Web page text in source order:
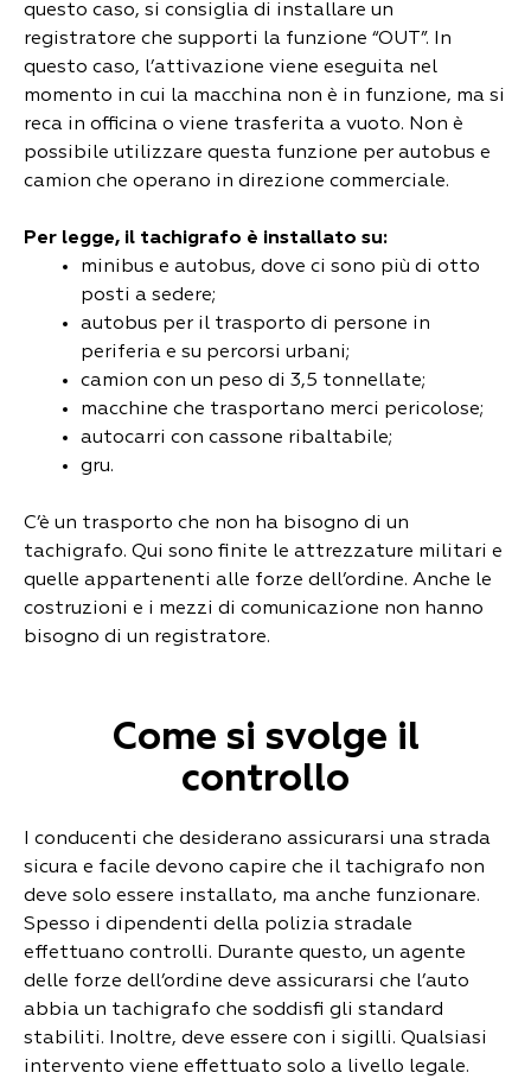
questo caso, si consiglia di installare un
registratore che supporti la funzione “OUT”. In
questo caso, l’attivazione viene eseguita nel
momento in cui la macchina non è in funzione, ma si
reca in officina o viene trasferita a vuoto. Non è
possibile utilizzare questa funzione per autobus e
camion che operano in direzione commerciale.
Per legge, il tachigrafo è installato su:
minibus e autobus, dove ci sono più di otto
posti a sedere;
autobus per il trasporto di persone in
periferia e su percorsi urbani;
camion con un peso di 3,5 tonnellate;
macchine che trasportano merci pericolose;
autocarri con cassone ribaltabile;
gru.
C’è un trasporto che non ha bisogno di un
tachigrafo. Qui sono finite le attrezzature militari e
quelle appartenenti alle forze dell’ordine. Anche le
costruzioni e i mezzi di comunicazione non hanno
bisogno di un registratore.
Come si svolge il
controllo
I conducenti che desiderano assicurarsi una strada
sicura e facile devono capire che il tachigrafo non
deve solo essere installato, ma anche funzionare.
Spesso i dipendenti della polizia stradale
effettuano controlli. Durante questo, un agente
delle forze dell’ordine deve assicurarsi che l’auto
abbia un tachigrafo che soddisfi gli standard
stabiliti. Inoltre, deve essere con i sigilli. Qualsiasi
intervento viene effettuato solo a livello legale.